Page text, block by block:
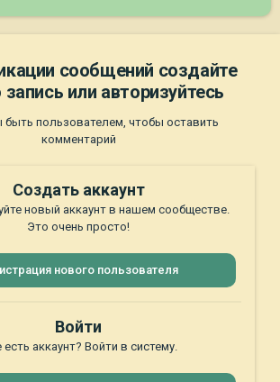
сообщений создайте
или авторизуйтесь
пользователем, чтобы оставить
комментарий
Создать аккаунт
новый аккаунт в нашем сообществе.
Это очень просто!
нового пользователя
Войти
есть аккаунт? Войти в систему.